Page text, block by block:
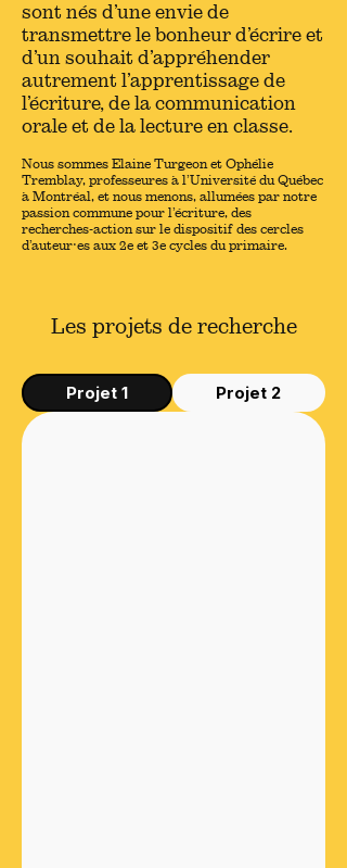
sont nés d’une envie de
transmettre le bonheur d’écrire et
d’un souhait d’appréhender
autrement l’apprentissage de
l’écriture, de la communication
orale et de la lecture en classe.
Nous sommes Elaine Turgeon et Ophélie
Tremblay, professeures à l’Université du Québec
à Montréal, et nous menons, allumées par notre
passion commune pour l’écriture, des
recherches-action sur le dispositif des cercles
d’auteur·es aux 2e et 3e cycles du primaire.
Les projets de recherche
Projet 1 Projet 2